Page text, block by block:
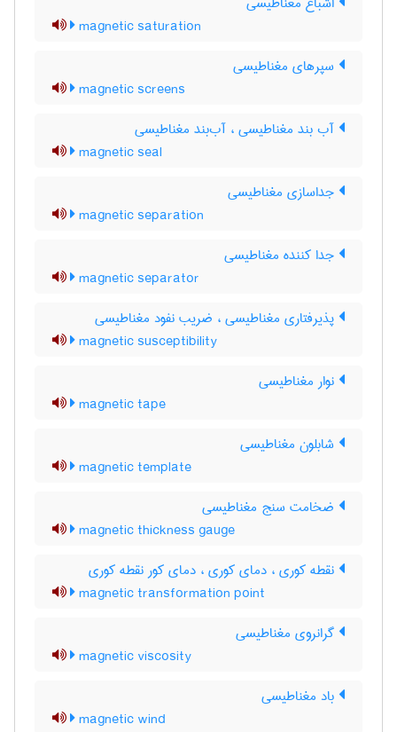
magnetic saturation
سپرهای مغناطیسی
magnetic screens
آب بند مغناطیسی ، آب‌بند مغناطیسی
magnetic seal
جداسازی مغناطیسی
magnetic separation
جدا کننده مغناطیسی
magnetic separator
پذیرفتاری مغناطیسی ، ضریب نفود مغناطیسی
magnetic susceptibility
نوار مغناطیسی
magnetic tape
شابلون مغناطیسی
magnetic template
ضخامت سنج مغناطیسی
magnetic thickness gauge
نقطه کوری ، دمای کوری ، دمای کور نقطه کوری
magnetic transformation point
گرانروی مغناطیسی
magnetic viscosity
باد مغناطیسی
magnetic wind